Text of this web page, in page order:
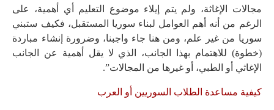
مجالات الإغاثة، ولم يتم إيلاء موضوع التعليم أي أهمية، على
الرغم من أنه أهم العوامل لبناء سوريا المستقبل، فكيف ستبني
سوريا من غير علم، ومن هنا جاء واجبنا، وضرورة إنشاء مباردة
(خطوة) للاهتمام بهذا الجانب، الذي لا يقل أهمية عن الجانب
الإغاثي أو الطبي، أو غيرها من المجالات”.
كيفية مساعدة الطلاب السوريين أو العرب